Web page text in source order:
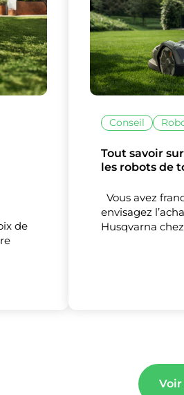
site utilise des
Nos
Tout accepter
de
Conseil
Tout savoir
les robots de
Vous avez
envisagez
Husqvarna